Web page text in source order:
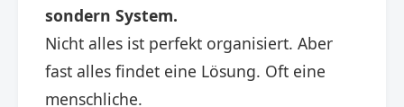
sondern System.
Nicht alles ist perfekt organisiert. Aber
fast alles findet eine Lösung. Oft eine
menschliche.